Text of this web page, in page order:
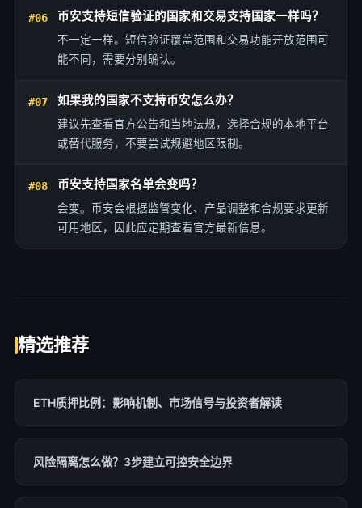
#06 币安支持短信验证的国家和交易支持国家一样吗？
不一定一样。短信验证覆盖范围和交易功能开放范围可
能不同，需要分别确认。
#07 如果我的国家不支持币安怎么办？
建议先查看官方公告和当地法规，选择合规的本地平台
或替代服务，不要尝试规避地区限制。
#08 币安支持国家名单会变吗？
会变。币安会根据监管变化、产品调整和合规要求更新
可用地区，因此应定期查看官方最新信息。
精选推荐
ETH质押比例：影响机制、市场信号与投资者解读
风险隔离怎么做？3步建立可控安全边界